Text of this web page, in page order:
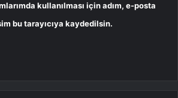
kullanılması için adım, e-posta
bu tarayıcıya kaydedilsin.